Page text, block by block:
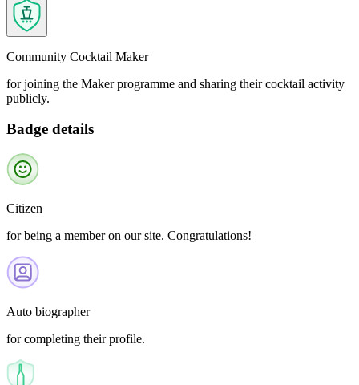
Community Cocktail Maker
for joining the Maker programme and sharing their cocktail activity
publicly.
Badge details
Citizen
for being a member on our site. Congratulations!
Auto biographer
for completing their profile.